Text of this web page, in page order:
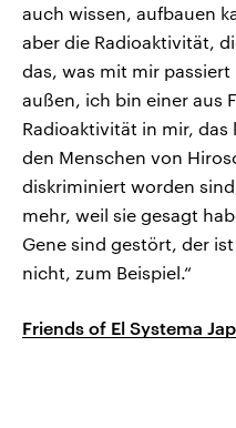
auch wissen, aufbauen
aber die Radioaktivität,
das, was mit mir
außen, ich bin einer aus
Radioaktivität in mir,
den Menschen von
diskriminiert worden
mehr, weil sie gesagt
Gene sind gestört, der
nicht, zum Beispiel.“
Friends of El Systema